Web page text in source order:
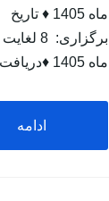
ماه 1405 ♦ تاریخ
ماه 1405 ♦دریافت…
ادامه